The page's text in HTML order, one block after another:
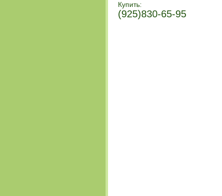
Купить:
(925)830-65-95